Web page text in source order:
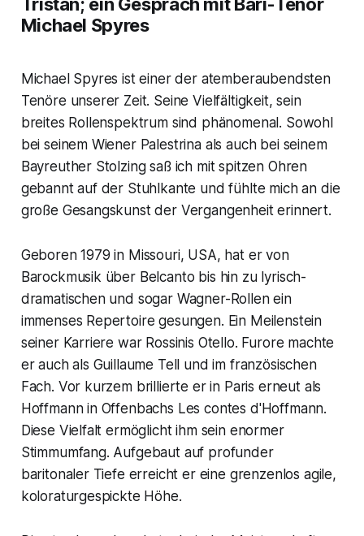
Michael Spyres
Michael Spyres ist einer der atemberaubendsten
Tenöre unserer Zeit. Seine Vielfältigkeit, sein
breites Rollenspektrum sind phänomenal. Sowohl
bei seinem Wiener Palestrina als auch bei seinem
Bayreuther Stolzing saß ich mit spitzen Ohren
gebannt auf der Stuhlkante und fühlte mich an die
große Gesangskunst der Vergangenheit erinnert.
Geboren 1979 in Missouri, USA, hat er von
Barockmusik über Belcanto bis hin zu lyrisch-
dramatischen und sogar Wagner-Rollen ein
immenses Repertoire gesungen. Ein Meilenstein
seiner Karriere war Rossinis Otello. Furore machte
er auch als Guillaume Tell und im französischen
Fach. Vor kurzem brillierte er in Paris erneut als
Hoffmann in Offenbachs Les contes d'Hoffmann.
Diese Vielfalt ermöglicht ihm sein enormer
Stimmumfang. Aufgebaut auf profunder
baritonaler Tiefe erreicht er eine grenzenlos agile,
koloraturgespickte Höhe.